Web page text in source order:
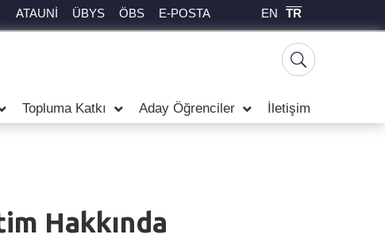
ATAUNİ ÜBYS ÖBS E-POSTA EN TR
Topluma Katkı Aday Öğrenciler İletişim
Hakkında